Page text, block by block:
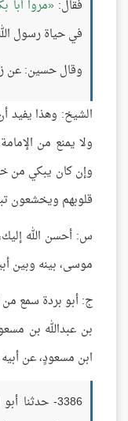
فقال: مروا
في حياة رسول
وقال حسين: عن
الشيخ: وهذا يفيد
ولا يمنع من
وإن كان يبكي من
قلوبهم ويخشعون
س: أحسن الله
موسى، بينه وبين
ج: أبو بردة سمع من
بن عبدالله بن
ابن مسعودٍ، عن أبيه
3386- حدثنا